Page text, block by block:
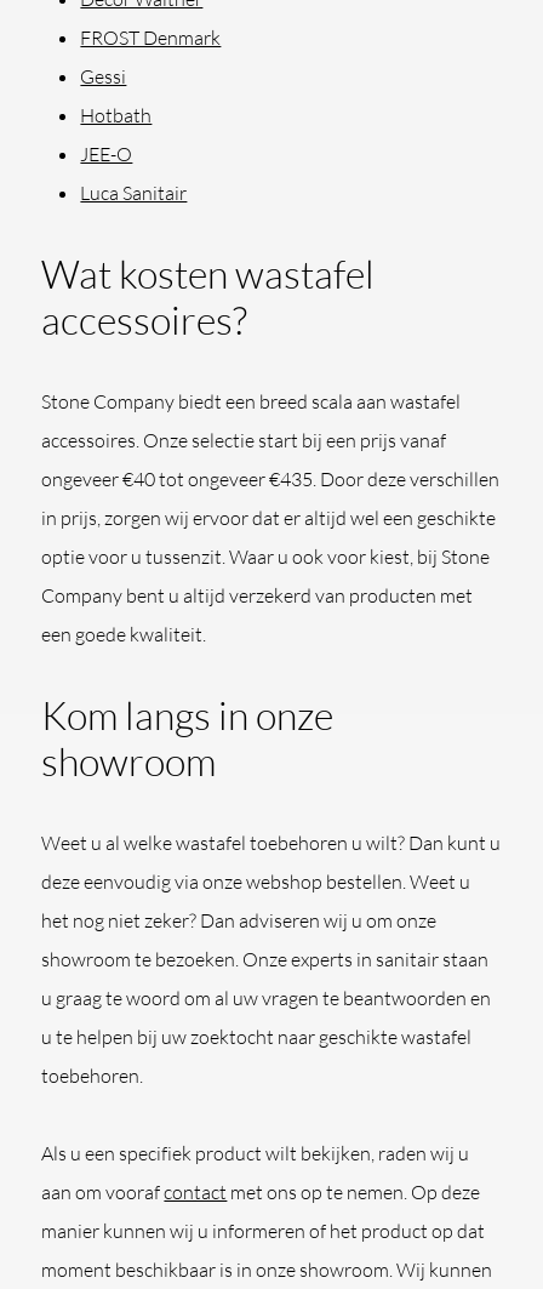
FROST Denmark
Gessi
Hotbath
JEE-O
Luca Sanitair
Wat kosten wastafel
accessoires?
Stone Company biedt een breed scala aan wastafel
accessoires. Onze selectie start bij een prijs vanaf
ongeveer €40 tot ongeveer €435. Door deze verschillen
in prijs, zorgen wij ervoor dat er altijd wel een geschikte
optie voor u tussenzit. Waar u ook voor kiest, bij Stone
Company bent u altijd verzekerd van producten met
een goede kwaliteit.
Kom langs in onze
showroom
Weet u al welke wastafel toebehoren u wilt? Dan kunt u
deze eenvoudig via onze webshop bestellen. Weet u
het nog niet zeker? Dan adviseren wij u om onze
showroom te bezoeken. Onze experts in sanitair staan
u graag te woord om al uw vragen te beantwoorden en
u te helpen bij uw zoektocht naar geschikte wastafel
toebehoren.
Als u een specifiek product wilt bekijken, raden wij u
aan om voorafcontact met ons op te nemen. Op deze
manier kunnen wij u informeren of het product op dat
moment beschikbaar is in onze showroom. Wij kunnen